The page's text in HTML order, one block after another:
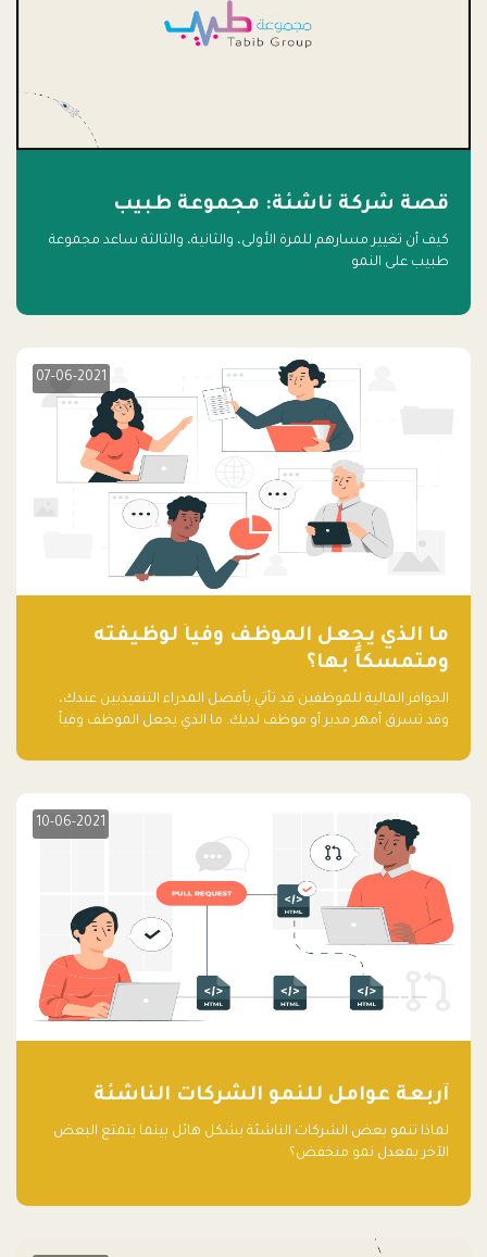
قصة شركة ناشئة: مجموعة طبيب
كيف أن تغيير مسارهم للمرة الأولى، والثانية، والثالثة ساعد مجموعة
طبيب على النمو
07-06-2021
ما الذي يجعل الموظف وفياً لوظيفته
ومتمسكاً بها؟
الحوافز المالية للموظفين قد تأتي بأفضل المدراء التنفيذيين عندك،
وقد تسرق أمهر مدير أو موظف لديك. ما الذي يجعل الموظف وفياً
10-06-2021
آربعة عوامل للنمو الشركات الناشئة
لماذا تنمو بعض الشركات الناشئة بشكل هائل بينما يتمتع البعض
الآخر بمعدل نمو منخفض؟